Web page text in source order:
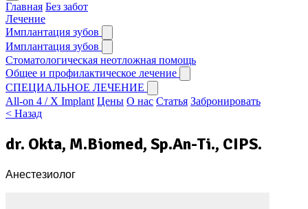
Главная Без забот
Лечение
Имплантация зубов
Имплантация зубов
Стоматологическая неотложная помощь
Общее и профилактическое лечение
СПЕЦИАЛЬНОЕ ЛЕЧЕНИЕ
All-on 4 / X Implant Цены О нас Статья Забронировать
< Назад
dr. Okta, M.Biomed, Sp.An-Ti., CIPS.
Анестезиолог